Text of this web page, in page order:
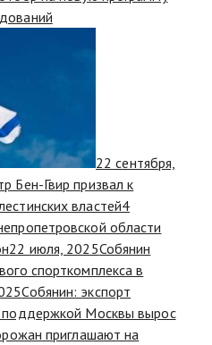
22 сентября,
Бен-Гвир призвал к
властей4
области
22 июля, 2025Собянин
спорткомплекса в
Собянин: экспорт
поддержкой Москвы вырос
приглашают на